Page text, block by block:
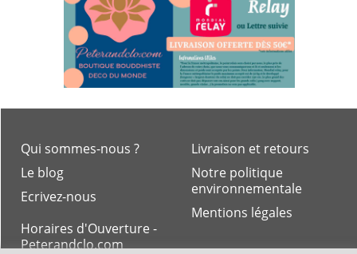
Livraison et retours
Notre politique
environnementale
Mentions légales
Qui sommes-nous ?
Le blog
Ecrivez-nous
Horaires d'Ouverture -
Peterandclo.com